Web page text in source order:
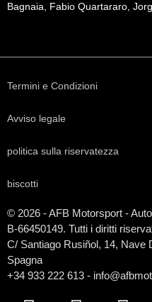
Bagnaia, Fabio Quartararo,
Termini e Condizioni
Avviso legale
politica sulla riservatezza
biscotti
© 2026 - AFB Motorsport -
B-66450149. Tutti i diritti
C/ Santiago Rusiñol, 14, Nave
Spagna
+34 933 222 613 -